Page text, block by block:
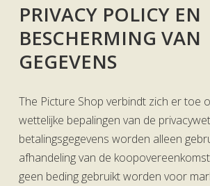
PRIVACY POLICY EN
BESCHERMING VAN
GEGEVENS
The Picture Shop verbindt zich er toe
wettelijke bepalingen van de
betalingsgegevens worden alleen
afhandeling van de
geen beding gebruikt worden voor